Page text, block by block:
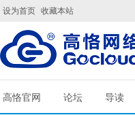
设为首页 收藏本站
高恪官网 论坛 导读